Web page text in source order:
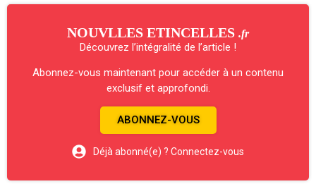
NOUVLLES ETINCELLES .fr
Découvrez l’intégralité de l’article !
Abonnez-vous maintenant pour accéder à un contenu
exclusif et approfondi.
ABONNEZ-VOUS
Déjà abonné(e) ? Connectez-vous